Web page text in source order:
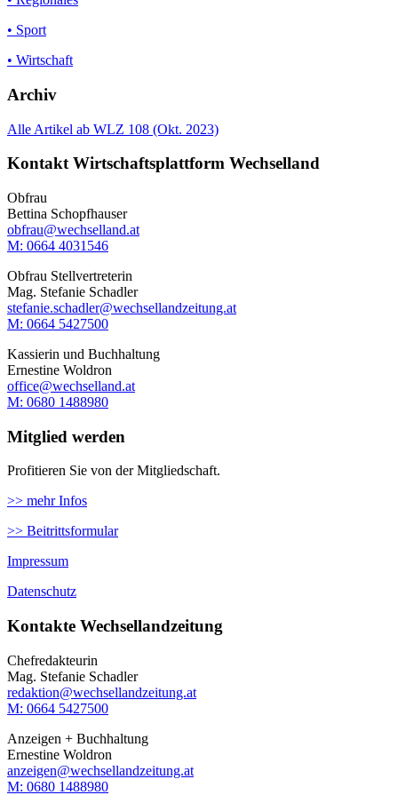
• Sport
• Wirtschaft
Archiv
Alle Artikel ab WLZ 108 (Okt. 2023)
Kontakt Wirtschaftsplattform Wechselland
Obfrau
Bettina Schopfhauser
obfrau@wechselland.at
M: 0664 4031546
Obfrau Stellvertreterin
Mag. Stefanie Schadler
stefanie.schadler@wechsellandzeitung.at
M: ‭0664 5427500‬
Kassierin und Buchhaltung
Ernestine Woldron
office@wechselland.at
M: ‭0680 1488980‬
Mitglied werden
Profitieren Sie von der Mitgliedschaft.
>> mehr Infos
>> Beitrittsformular
Impressum
Datenschutz
Kontakte Wechsellandzeitung
Chefredakteurin
Mag. Stefanie Schadler
redaktion@wechsellandzeitung.at
M: 0664 5427500‬
Anzeigen + Buchhaltung
Ernestine Woldron
anzeigen@wechsellandzeitung.at
M: ‭0680 1488980‬